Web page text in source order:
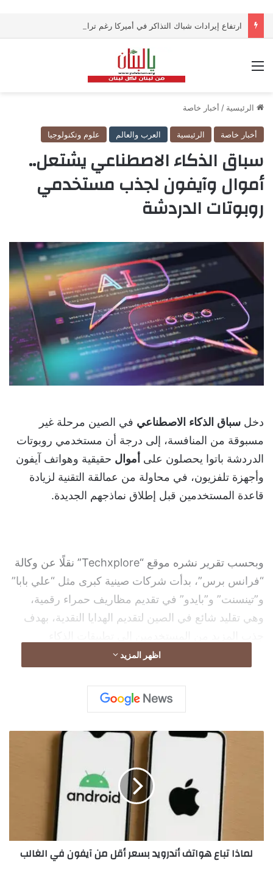
الرئيسية / أخبار خاصة
أخبار خاصة الرئيسية العرب والعالم علوم وتكنولوجيا
سباق الذكاء الاصطناعي يشتعل..
أموال وآيفون لجذب مستخدمي
روبوتات الدردشة
دخل سباق الذكاء الاصطناعي في الصين مرحلة غير
مسبوقة من المنافسة، إلى درجة أن مستخدمي روبوتات
الدردشة باتوا يحصلون على أموال حقيقية وهواتف آيفون
وأجهزة تلفزيون، في محاولة من عمالقة التقنية لزيادة
قاعدة المستخدمين قبل إطلاق نماذجهم الجديدة.
وبحسب تقرير نشره موقع “Techxplore” نقلًا عن وكالة
“فرانس برس”، بدأت شركات صينية كبرى مثل “علي بابا”
و”تينسنت” و”بايدو” في تقديم مظاريف حمراء رقمية،
وهي تقليد شائع في الصين لتقديم الهدايا النقدية، بهدف
يوان صيني (نحو 430 مليون دولار) لتوزيعها على
مستخدمي تطبيق الذكاء الاصطناعي Qwen، على أن
تنطلق الحملة الترويجية في 6 فبراير 2026، تزامنًا مع
احتفالات رأس السنة الصينية.
اظهر المزيد
ع
لماذا تباع هواتف أندرويد بسعر أقل من آيفون في الغالب